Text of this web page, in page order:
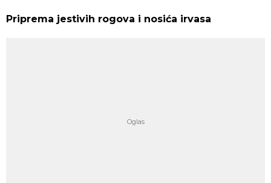
Priprema jestivih rogova i nosića irvasa